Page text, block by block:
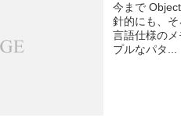
今まで
針的にも、
言語仕様の
プルなパタ...